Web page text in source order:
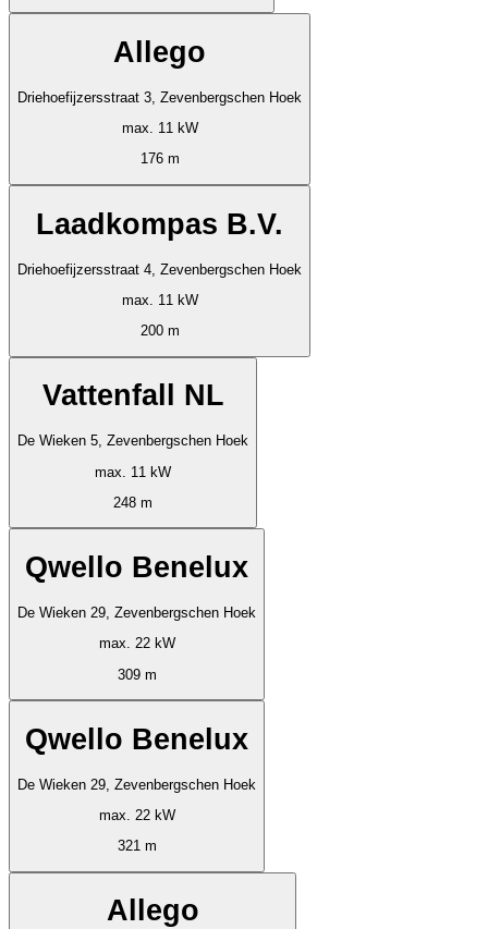
Allego
Driehoefijzersstraat 3, Zevenbergschen Hoek
max. 11 kW
176 m
Laadkompas B.V.
Driehoefijzersstraat 4, Zevenbergschen Hoek
max. 11 kW
200 m
Vattenfall NL
De Wieken 5, Zevenbergschen Hoek
max. 11 kW
248 m
Qwello Benelux
De Wieken 29, Zevenbergschen Hoek
max. 22 kW
309 m
Qwello Benelux
De Wieken 29, Zevenbergschen Hoek
max. 22 kW
321 m
Allego